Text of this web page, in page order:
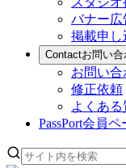
バナー広
掲載申し
Contactお問い合
お問い合
修正依頼
よくある
PassPort会員ペ